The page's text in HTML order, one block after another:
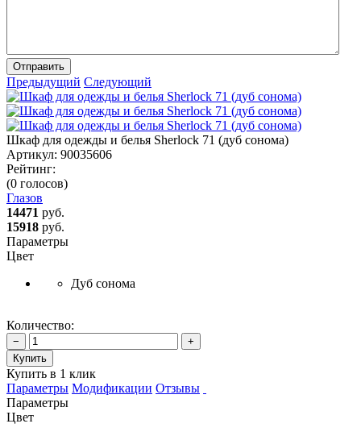
Отправить
Предыдущий Следующий
Шкаф для одежды и белья Sherlock 71 (дуб сонома)
Артикул: 90035606
Рейтинг:
(0 голосов)
Глазов
14471 руб.
15918 руб.
Параметры
Цвет
Дуб сонома
Количество:
−
+
Купить
Купить в 1 клик
Параметры Модификации Отзывы
Параметры
Цвет